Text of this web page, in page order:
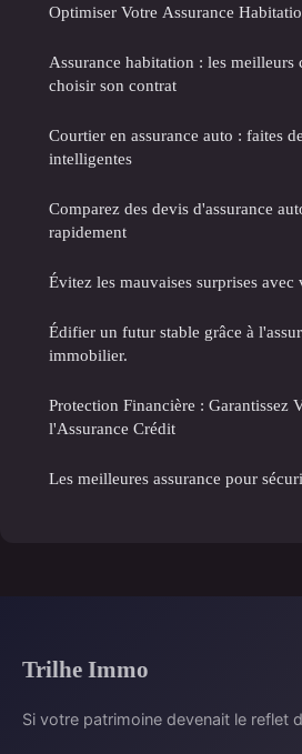
Optimiser Votre Assurance
Assurance habitation : les meilleurs
choisir son contrat
Courtier en assurance auto : faites
intelligentes
Comparez des devis d'assurance
rapidement
Évitez les mauvaises surprises avec
Édifier un futur stable grâce à
immobilier.
Protection Financière : Garantissez
l'Assurance Crédit
Les meilleures assurance pour
Trilhe Immo
Si votre patrimoine devenait le reflet